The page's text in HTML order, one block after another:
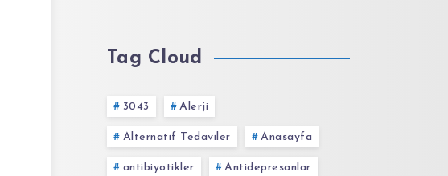
Tag Cloud
3043 Alerji
Alternatif Tedaviler Anasayfa
antibiyotikler Antidepresanlar